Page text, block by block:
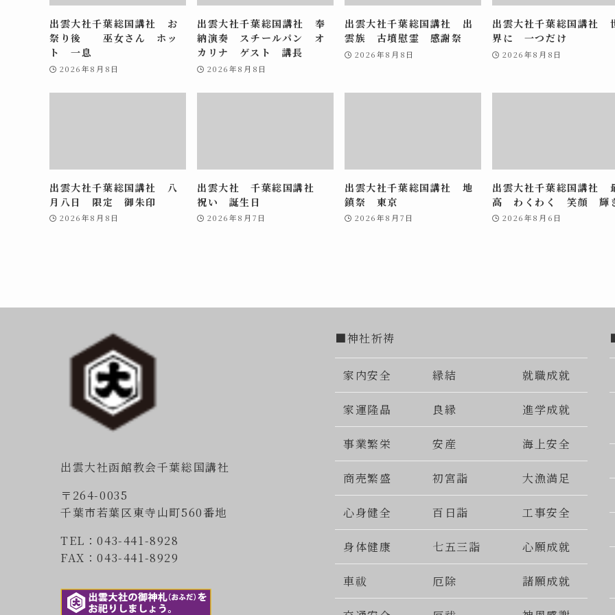
出雲大社千葉総国講社 お
祭り後 巫女さん ホッ
ト 一息
2026年8月8日
出雲大社千葉総国講社 奉
納演奏 スチールパン オ
カリナ ゲスト 講長
2026年8月8日
出雲大社千葉総国講社 出
雲族 古墳慰霊 感謝祭
2026年8月8日
出雲大社千葉総国講社
界に 一つだけ
2026年8月8日
出雲大社千葉総国講社 八
月八日 限定 御朱印
2026年8月8日
出雲大社 千葉総国講社
祝い 誕生日
2026年8月7日
出雲大社千葉総国講社 地
鎮祭 東京
2026年8月7日
出雲大社千葉総国講社
高 わくわく 笑顔 輝
2026年8月6日
出雲大社函館教会千葉総国講社
〒264-0035
千葉市若葉区東寺山町560番地
TEL：043-441-8928
FAX：043-441-8929
■神社祈祷
家内安全 縁結 就職成就
家運隆晶 良縁 進学成就
事業繁栄 安産 海上安全
商売繁盛 初宮詣 大漁満足
心身健全 百日詣 工事安全
身体健康 七五三詣 心願成就
車祓 厄除 諸願成就